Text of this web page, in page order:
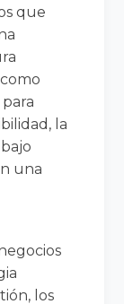
que
la
una
los